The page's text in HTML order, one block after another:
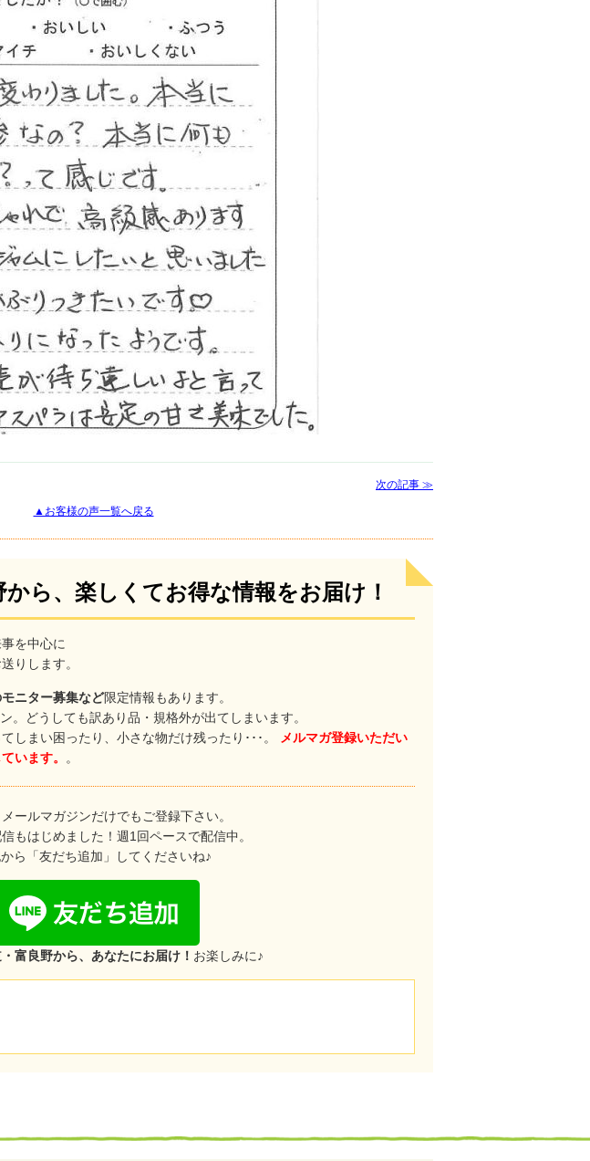
次の記事 ≫
▲お客様の声一覧へ戻る
ら、楽しくてお得な情報をお届け！
を中心に
りします。
ニター募集など限定情報もあります。
。どうしても訳あり品・規格外が出てしまいます。
しまい困ったり、小さな物だけ残ったり･･･。
メルマガ登録いただい
います。
。
ールマガジンだけでもご登録下さい。
もはじめました！週1回ペースで配信中。
ら「友だち追加」してくださいね♪
富良野から、あなたにお届け！ お楽しみに♪